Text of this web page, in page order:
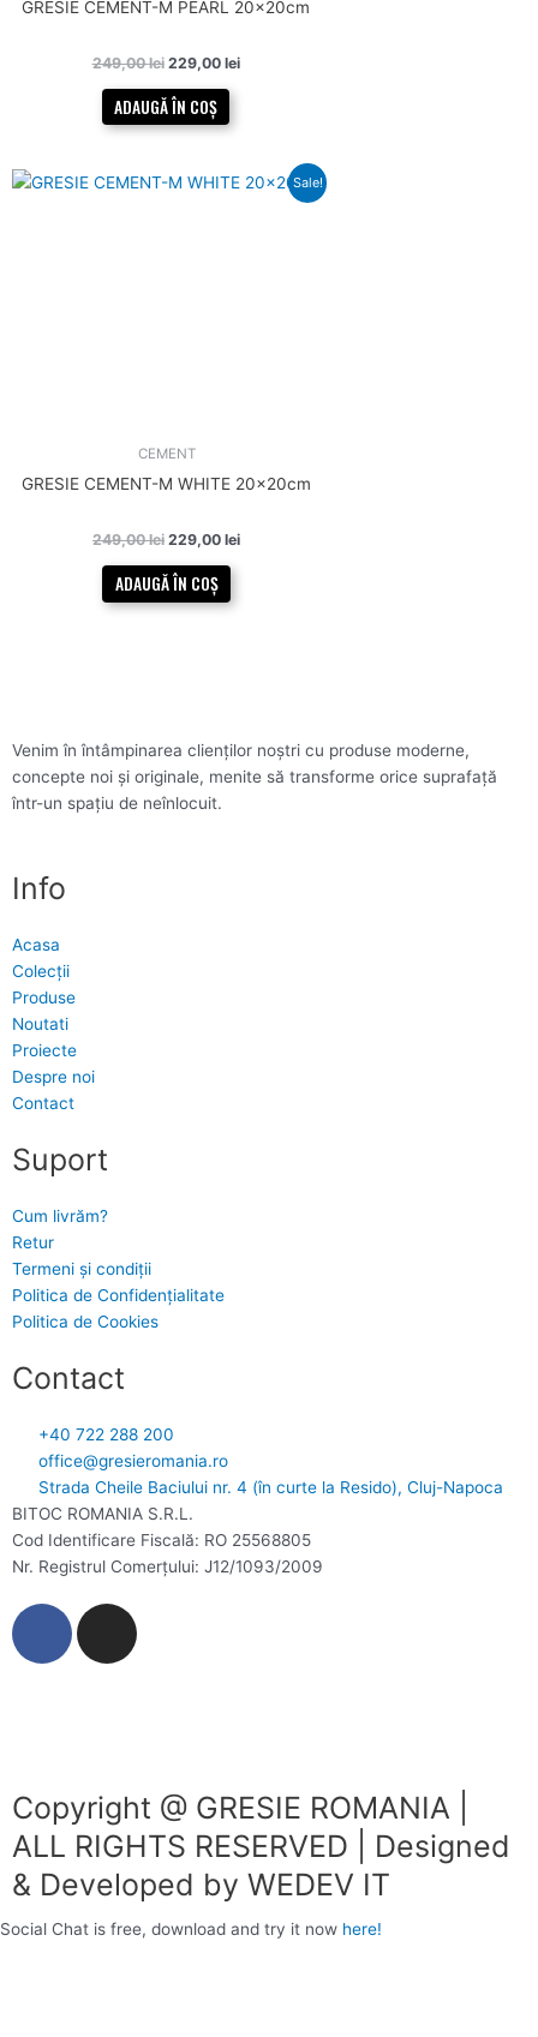
GRESIE CEMENT-M PEARL 20x20cm
249,00lei 229,00 lei
ADAUGĂ ÎN COȘ
Sale!
CEMENT
GRESIE CEMENT-M WHITE 20x20cm
249,00lei
Prețul
229,00 lei
Prețul
ADAUGĂ ÎN COȘ
Venim în întâmpinarea clienților noștri cu produse moderne,
concepte noi și originale, menite să transforme orice suprafață
într-un spațiu de neînlocuit.
Info
Acasa
Colecții
Produse
Noutati
Proiecte
Despre noi
Contact
Suport
Cum livrăm?
Retur
Termeni și condiții
Politica de Confidențialitate
Politica de Cookies
Contact
+40 722 288 200
office@gresieromania.ro
Strada Cheile Baciului nr. 4 (în curte la Resido), Cluj-Napoca
BITOC ROMANIA S.R.L.
Cod Identificare Fiscală: RO 25568805
Nr. Registrul Comerţului: J12/1093/2009
F
o
k
I
r
a
m
Copyright @ GRESIE ROMANIA |
ALL RIGHTS RESERVED | Designed
& Developed by WEDEV IT
Social Chat is free, download and try it now here!